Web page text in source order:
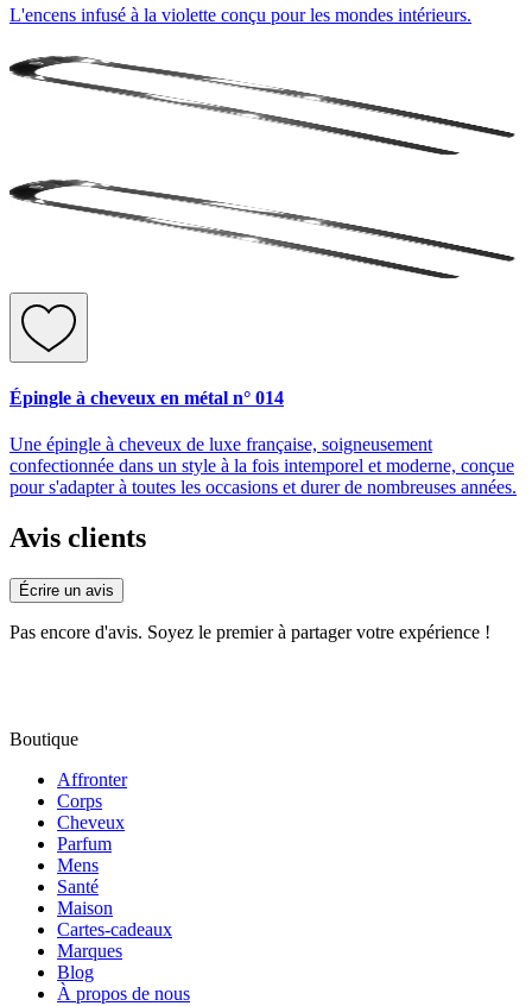
L'encens infusé à la violette conçu pour les mondes intérieurs.
Épingle à cheveux en métal n° 014
Une épingle à cheveux de luxe française, soigneusement
confectionnée dans un style à la fois intemporel et moderne, conçue
pour s'adapter à toutes les occasions et durer de nombreuses années.
Avis clients
Écrire un avis
Pas encore d'avis. Soyez le premier à partager votre expérience !
Boutique
Affronter
Corps
Cheveux
Parfum
Mens
Santé
Maison
Cartes-cadeaux
Marques
Blog
À propos de nous